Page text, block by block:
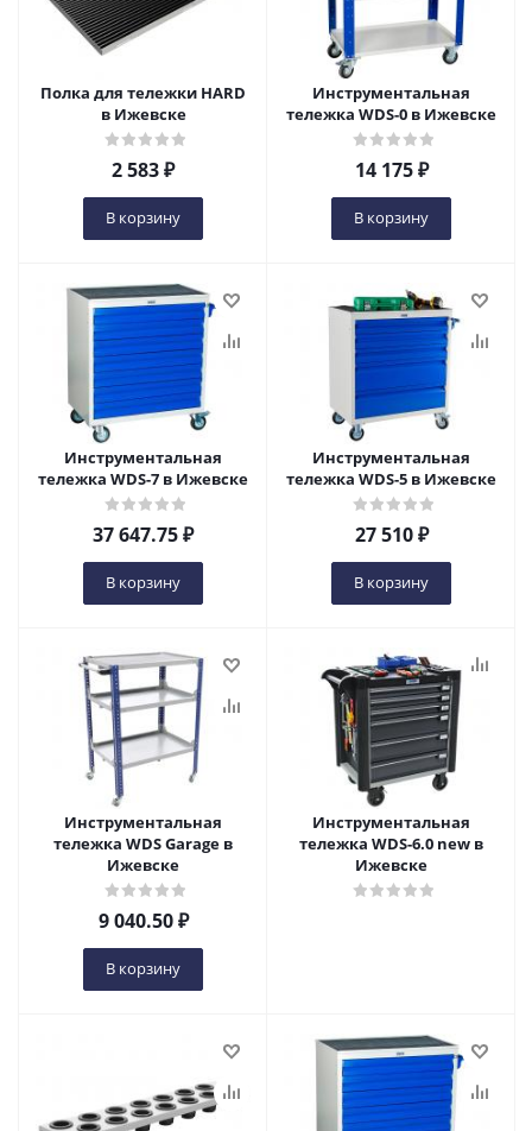
Полка для тележки HARD
в Ижевске
2 583₽
В корзину
Инструментальная
тележка WDS-0 в Ижевске
14 175₽
В корзину
Инструментальная
тележка WDS-7 в Ижевске
37 647.75₽
В корзину
Инструментальная
тележка WDS-5 в Ижевске
27 510₽
В корзину
Инструментальная
тележка WDS Garage в
Ижевске
9 040.50₽
В корзину
Инструментальная
тележка WDS-6.0 new в
Ижевске